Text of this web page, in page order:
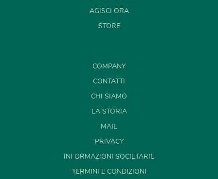
AGISCI ORA
STORE
COMPANY
CONTATTI
CHI SIAMO
LA STORIA
MAIL
PRIVACY
INFORMAZIONI SOCIETARIE
TERMINI E CONDIZIONI